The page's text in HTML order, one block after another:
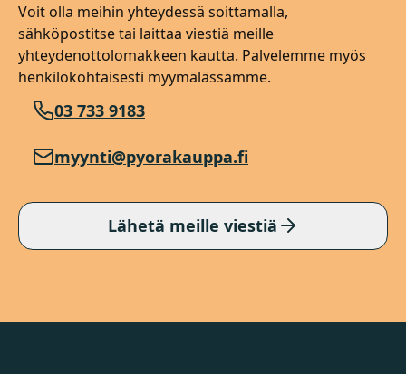
Voit olla meihin yhteydessä soittamalla,
sähköpostitse tai laittaa viestiä meille
yhteydenottolomakkeen kautta. Palvelemme myös
henkilökohtaisesti myymälässämme.
03 733 9183
myynti@pyorakauppa.fi
Lähetä meille viestiä